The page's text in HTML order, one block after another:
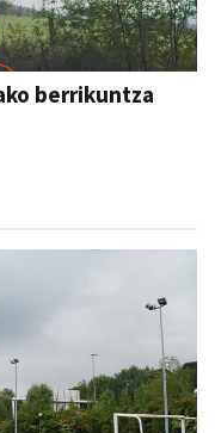
berrikuntza